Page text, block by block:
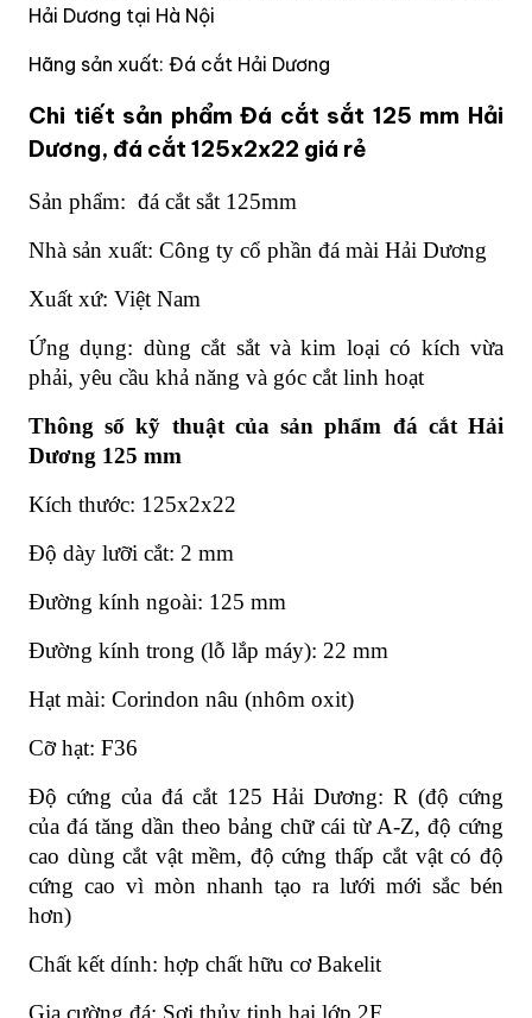
Hải Dương tại Hà Nội
Hãng sản xuất: Đá cắt Hải Dương
Chi tiết sản phẩm Đá cắt sắt 125 mm Hải
Dương, đá cắt 125x2x22 giá rẻ
Sản phẩm: đá cắt sắt 125mm
Nhà sản xuất: Công ty cổ phần đá mài Hải Dương
Xuất xứ: Việt Nam
Ứng dụng: dùng cắt sắt và kim loại có kích vừa
phải, yêu cầu khả năng và góc cắt linh hoạt
Thông số kỹ thuật của sản phẩm đá cắt Hải
Dương 125 mm
Kích thước: 125x2x22
Độ dày lưỡi cắt: 2 mm
Đường kính ngoài: 125 mm
Đường kính trong (lỗ lắp máy): 22 mm
Hạt mài: Corindon nâu (nhôm oxit)
Cỡ hạt: F36
Độ cứng của đá cắt 125 Hải Dương: R (độ cứng
của đá tăng dần theo bảng chữ cái từ A-Z, độ cứng
cao dùng cắt vật mềm, độ cứng thấp cắt vật có độ
cứng cao vì mòn nhanh tạo ra lưới mới sắc bén
hơn)
Chất kết dính: hợp chất hữu cơ Bakelit
Gia cường đá: Sợi thủy tinh hai lớp 2F